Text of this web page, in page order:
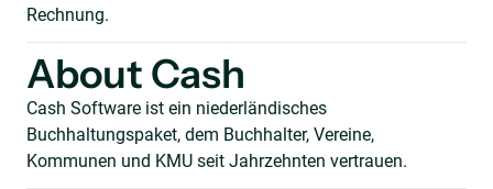
Rechnung.
About Cash
Cash Software ist ein niederländisches
Buchhaltungspaket, dem Buchhalter, Vereine,
Kommunen und KMU seit Jahrzehnten vertrauen.